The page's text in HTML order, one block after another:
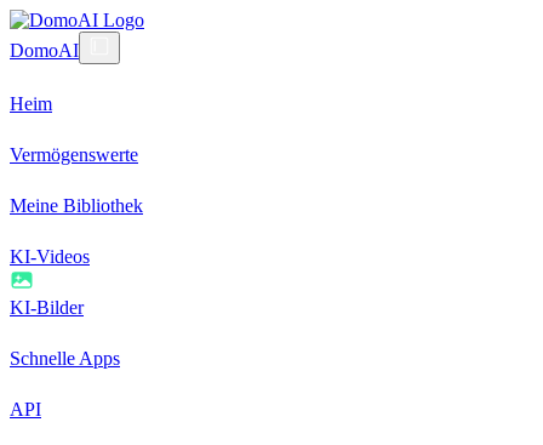
DomoAI
Heim
Vermögenswerte
Meine Bibliothek
KI-Videos
KI-Bilder
Schnelle Apps
API